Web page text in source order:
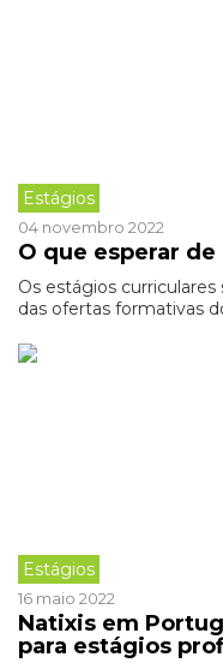
Estágios
04 novembro 2022
O que esperar
Os estágios
das ofertas formativas
Estágios
16 maio 2022
Natixis em
para estágios